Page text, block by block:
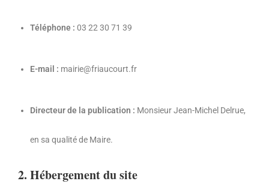
Téléphone : 03 22 30 71 39
E-mail : mairie@friaucourt.fr
Directeur de la publication : Monsieur Jean-Michel Delrue,
en sa qualité de Maire.
2. Hébergement du site